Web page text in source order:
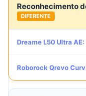
Reconhecimento
DIFERENTE
Dreame L50 Ultra AE:
Roborock Qrevo